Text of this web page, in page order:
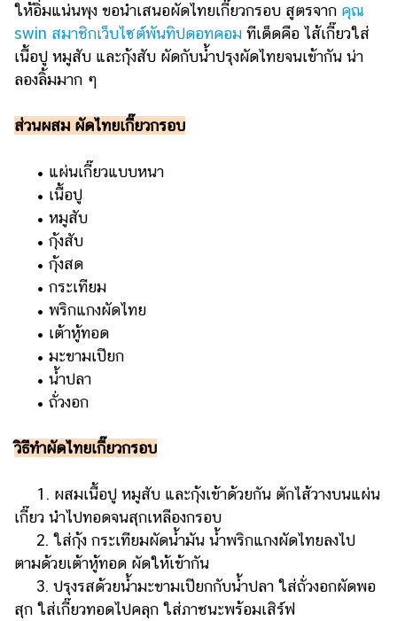
ให้อิ่มแน่นพุง ขอนำเสนอผัดไทยเกี๊ยวกรอบ สูตรจาก คุณ
swin สมาชิกเว็บไซต์พันทิปดอทคอม ทีเด็ดคือ ไส้เกี๊ยวใส่
เนื้อปู หมูสับ และกุ้งสับ ผัดกับน้ำปรุงผัดไทยจนเข้ากัน น่า
ลองลิ้มมาก ๆ
ส่วนผสม ผัดไทยเกี๊ยวกรอบ
• แผ่นเกี๊ยวแบบหนา
• เนื้อปู
• หมูสับ
• กุ้งสับ
• กุ้งสด
• กระเทียม
• พริกแกงผัดไทย
• เต้าหู้ทอด
• มะขามเปียก
• น้ำปลา
• ถั่วงอก
วิธีทำผัดไทยเกี๊ยวกรอบ
1. ผสมเนื้อปู หมูสับ และกุ้งเข้าด้วยกัน ตักไส้วางบนแผ่น
เกี๊ยว นำไปทอดจนสุกเหลืองกรอบ
2. ใส่กุ้ง กระเทียมผัดน้ำมัน น้ำพริกแกงผัดไทยลงไป
ตามด้วยเต้าหู้ทอด ผัดให้เข้ากัน
3. ปรุงรสด้วยน้ำมะขามเปียกกับน้ำปลา ใส่ถั่วงอกผัดพอ
สุก ใส่เกี๊ยวทอดไปคลุก ใส่ภาชนะพร้อมเสิร์ฟ